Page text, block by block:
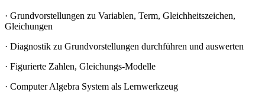
· Grundvorstellungen zu Variablen, Term, Gleichheitszeichen,
Gleichungen
· Diagnostik zu Grundvorstellungen durchführen und auswerten
· Figurierte Zahlen, Gleichungs-Modelle
· Computer Algebra System als Lernwerkzeug